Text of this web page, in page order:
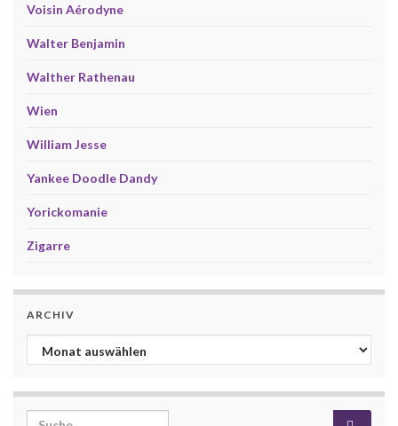
Voisin Aérodyne
Walter Benjamin
Walther Rathenau
Wien
William Jesse
Yankee Doodle Dandy
Yorickomanie
Zigarre
ARCHIV
Archiv
Search for: